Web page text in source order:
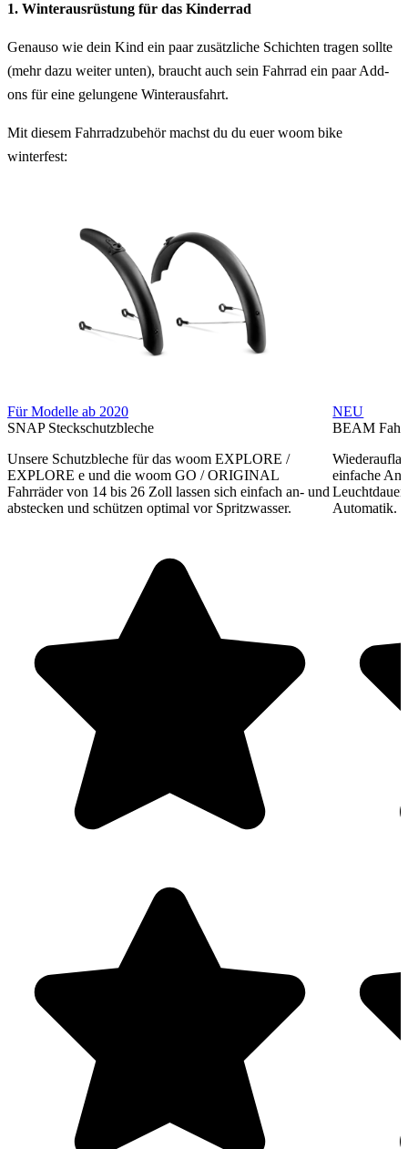
1. Winterausrüstung für das Kinderrad
Genauso wie dein Kind ein paar zusätzliche Schichten tragen sollte
(mehr dazu weiter unten), braucht auch sein Fahrrad ein paar Add-
ons für eine gelungene Winterausfahrt.
Mit diesem Fahrradzubehör machst du du euer woom bike
winterfest:
Für Modelle ab 2020
SNAP Steckschutzbleche
Unsere Schutzbleche für das woom EXPLORE /
EXPLORE e und die woom GO / ORIGINAL
Fahrräder von 14 bis 26 Zoll lassen sich einfach an- und
abstecken und schützen optimal vor Spritzwasser.
NEU
BEAM
einfache
Automatik.